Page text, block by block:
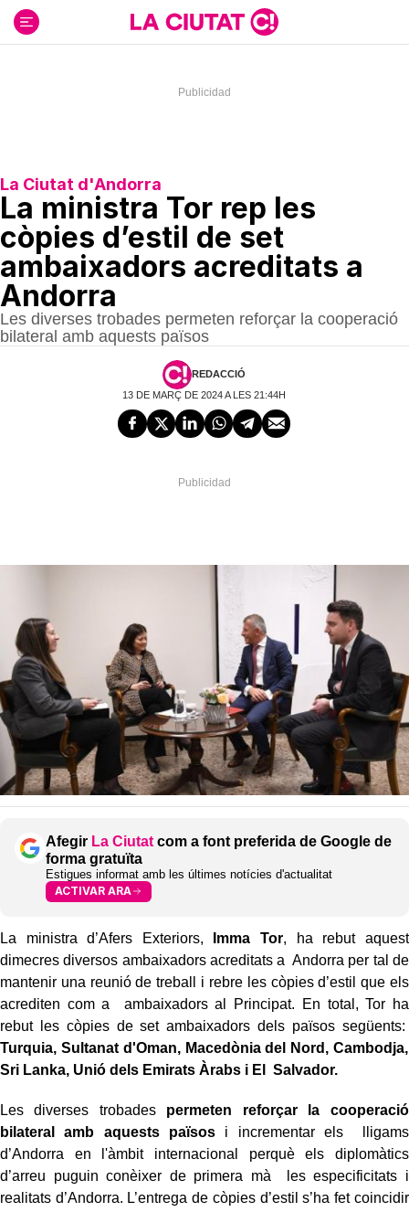
contenido
La Ciutat d'Andorra
La ministra Tor rep les
còpies d’estil de set
ambaixadors acreditats a
Andorra
Les diverses trobades permeten reforçar la cooperació
bilateral amb aquests països
REDACCIÓ
13 DE MARÇ DE 2024 A LES 21:44H
Afegir La Ciutat com a font preferida de Google de
forma gratuïta
Estigues informat amb les últimes notícies d'actualitat
ACTIVAR ARA
La ministra d’Afers Exteriors, Imma Tor, ha rebut aquest
dimecres diversos ambaixadors acreditats a Andorra per tal de
mantenir una reunió de treball i rebre les còpies d’estil que els
acrediten com a ambaixadors al Principat. En total, Tor ha
rebut les còpies de set ambaixadors dels països següents:
Turquia, Sultanat d'Oman, Macedònia del Nord, Cambodja,
Sri Lanka, Unió dels Emirats Àrabs i El Salvador.
Les diverses trobades permeten reforçar la cooperació
bilateral amb aquests països i incrementar els lligams
d’Andorra en l'àmbit internacional perquè els diplomàtics
d’arreu puguin conèixer de primera mà les especificitats i
realitats d’Andorra. L’entrega de còpies d’estil s’ha fet coincidir